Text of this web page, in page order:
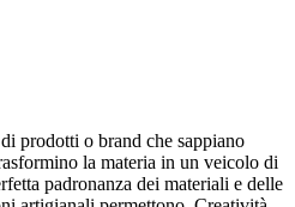
prodotti o brand che sappiano
la materia in un veicolo di
padronanza dei materiali e delle